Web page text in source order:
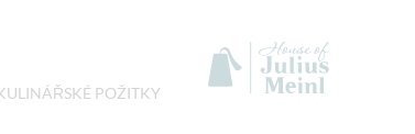
POŽITKY